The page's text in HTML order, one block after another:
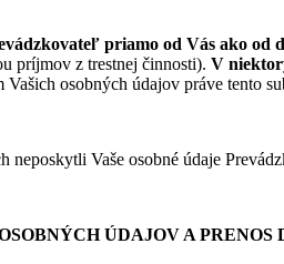
priamo od Vás ako
príjmov z trestnej činnosti). V
Vašich osobných údajov práve tento
neposkytli Vaše osobné údaje
ÚDAJOV A